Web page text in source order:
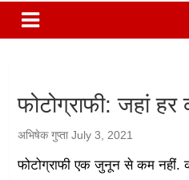
और पॉडकास्ट
फोटोग्राफी: जहां हर
अभिषेक गुप्ता July 3, 2021
फोटोग्राफी एक जुनून से कम नहीं.